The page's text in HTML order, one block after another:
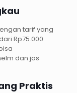
tarif yang
Rp75.000
dan jas
Praktis